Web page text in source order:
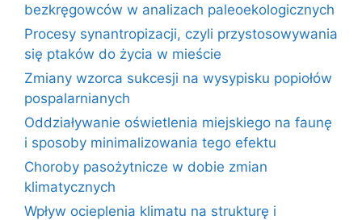
bezkręgowców w analizach paleoekologicznych
Procesy synantropizacji, czyli przystosowywania
się ptaków do życia w mieście
Zmiany wzorca sukcesji na wysypisku popiołów
pospalarnianych
Oddziaływanie oświetlenia miejskiego na faunę
i sposoby minimalizowania tego efektu
Choroby pasożytnicze w dobie zmian
klimatycznych
Wpływ ocieplenia klimatu na strukturę i